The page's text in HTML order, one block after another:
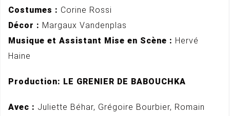
Costumes : Corine Rossi
Décor : Margaux Vandenplas
Musique et Assistant Mise en Scène : Hervé
Haine
Production: LE GRENIER DE BABOUCHKA
Avec : Juliette Béhar, Grégoire Bourbier, Romain